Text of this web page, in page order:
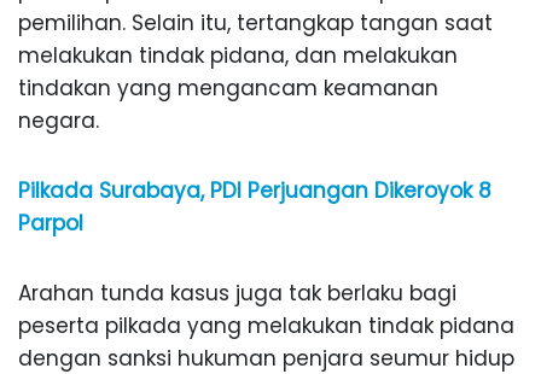
pemilihan. Selain itu, tertangkap tangan saat
melakukan tindak pidana, dan melakukan
tindakan yang mengancam keamanan
negara.
Pilkada Surabaya, PDI Perjuangan Dikeroyok 8
Parpol
Arahan tunda kasus juga tak berlaku bagi
peserta pilkada yang melakukan tindak pidana
dengan sanksi hukuman penjara seumur hidup